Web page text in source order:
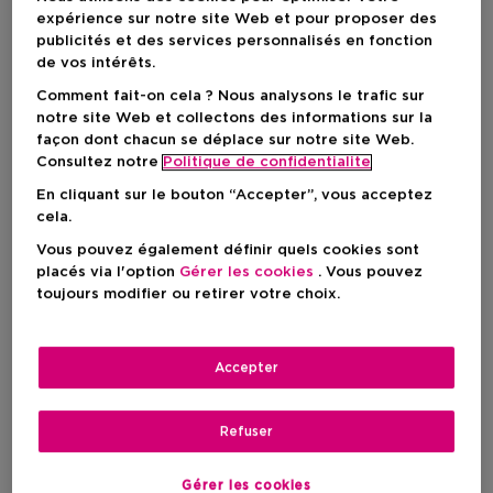
-15% Prix de vente conseillé19,10 €
Livraison à domicile
En stock-
Retrait en magasin
Retrait dans un magasin près de chez vous.
Selectionner un magasin
Brève description
Ingrédient Avec protéines
Type de cheveux Endommagé
expérience sur notre site Web et pour proposer des
publicités et des services personnalisés en fonction
de vos intérêts.
Comment fait-on cela ? Nous analysons le trafic sur
notre site Web et collectons des informations sur la
façon dont chacun se déplace sur notre site Web.
Consultez notre Politique de confidentialite
En cliquant sur le bouton “Accepter”, vous acceptez
cela.
Vous pouvez également définir quels cookies sont
placés via l'option Gérer les cookies . Vous pouvez
toujours modifier ou retirer votre choix.
Gérer les cookies
Refuser
Accepter